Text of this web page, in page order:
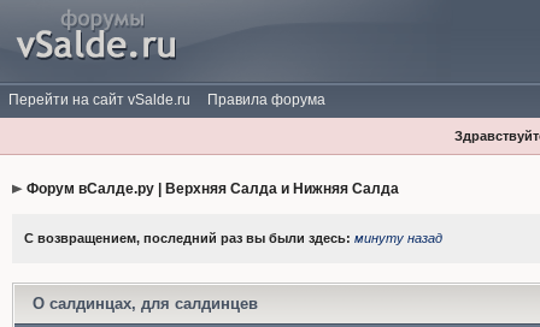
Перейти на сайт vSalde.ru Правила форума
Форум вСалде.ру | Верхняя Салда и Нижняя Салда
С возвращением, последний раз вы были здесь: минуту назад
О салдинцах, для салдинцев